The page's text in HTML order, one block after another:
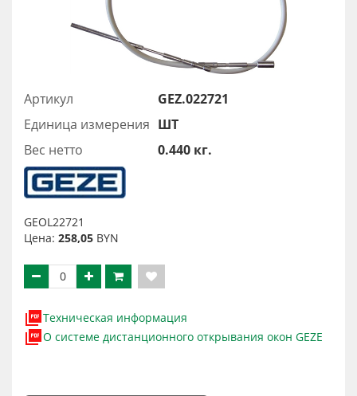
Артикул
GEZ.022721
Единица измерения ШТ
Вес нетто
0.440 кг.
GEOL22721
Цена: 258,05 BYN
Техническая информация
О системе дистанционного открывания окон GEZE